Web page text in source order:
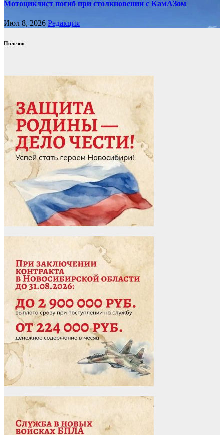
Мотоциклист погиб при столкновении с КамАЗом
Июл 8, 2026 Редакция
Полезно